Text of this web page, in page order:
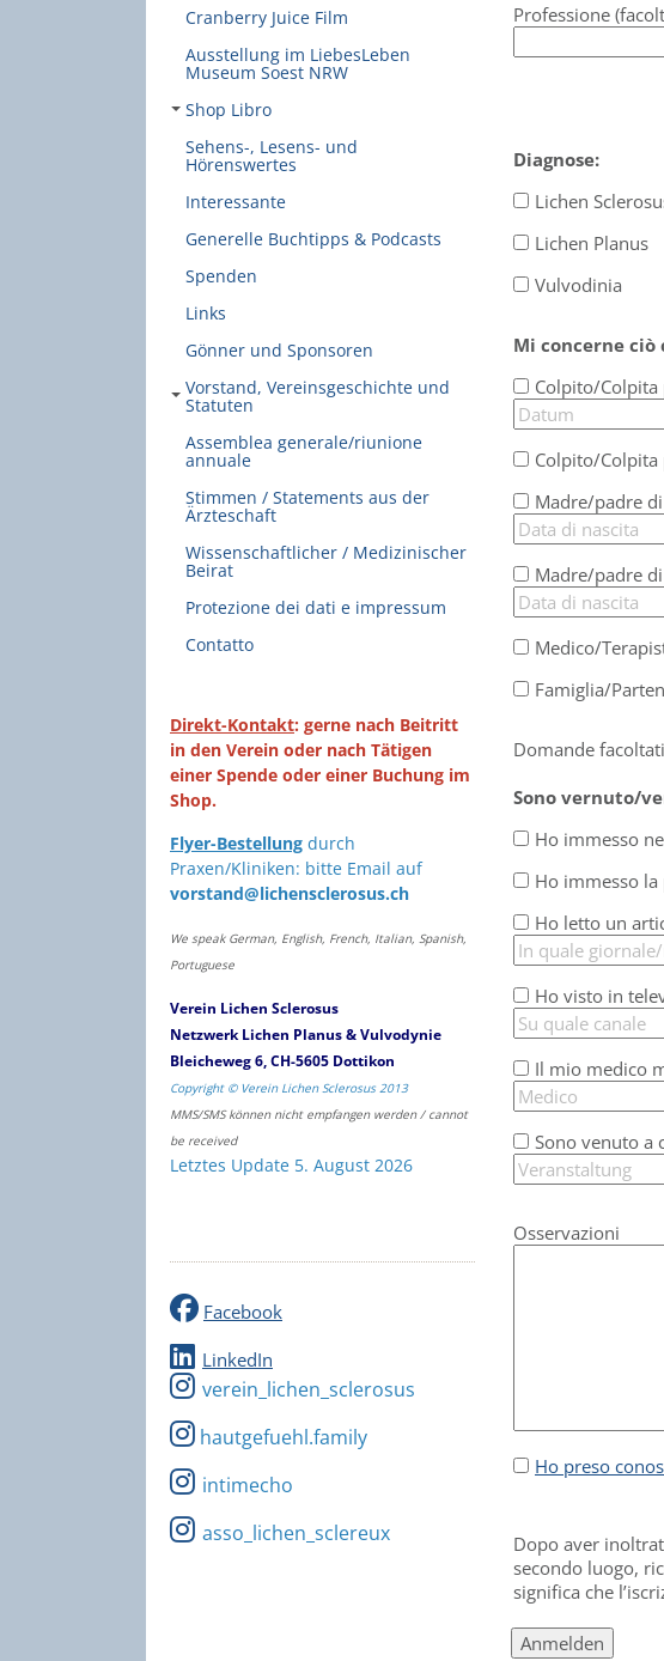
Cranberry Juice Film
Ausstellung im LiebesLeben
Museum Soest NRW
Shop Libro
Sehens-, Lesens- und
Hörenswertes
Interessante
Generelle Buchtipps & Podcasts
Spenden
Links
Gönner und Sponsoren
Vorstand, Vereinsgeschichte und
Statuten
Assemblea generale/riunione
annuale
Stimmen / Statements aus der
Ärzteschaft
Wissenschaftlicher / Medizinischer
Beirat
Protezione dei dati e impressum
Contatto
Direkt-Kontakt: gerne nach Beitritt
in den Verein oder nach Tätigen
einer Spende oder einer Buchung im
Shop.
Flyer-Bestellung durch
Praxen/Kliniken: bitte Email auf
vorstand@lichensclerosus.ch
We speak German, English, French, Italian, Spanish,
Portuguese
Verein Lichen Sclerosus
Netzwerk Lichen Planus & Vulvodynie
Bleicheweg 6, CH-5605 Dottikon
Copyright © Verein Lichen Sclerosus 2013
MMS/SMS können nicht empfangen werden / cannot
be received
Letztes Update 5. August 2026
Facebook
LinkedIn
verein_lichen_sclerosus
hautgefuehl.family
intimecho
asso_lichen_sclereux
Professione
Diagnose:
Lichen
Lichen Planus
Vulvodinia
Mi concerne ciò
Colpito/Colpita
Colpito/Colpita
Madre/padre
Madre/padre
Medico/
Famiglia/
Domande
Sono vernuto/
Ho immesso
Ho immesso la
Ho letto un
Ho visto in
Il mio medico
Sono venuto a
Osservazioni
Ho preso
Dopo aver
secondo luogo,
significa che